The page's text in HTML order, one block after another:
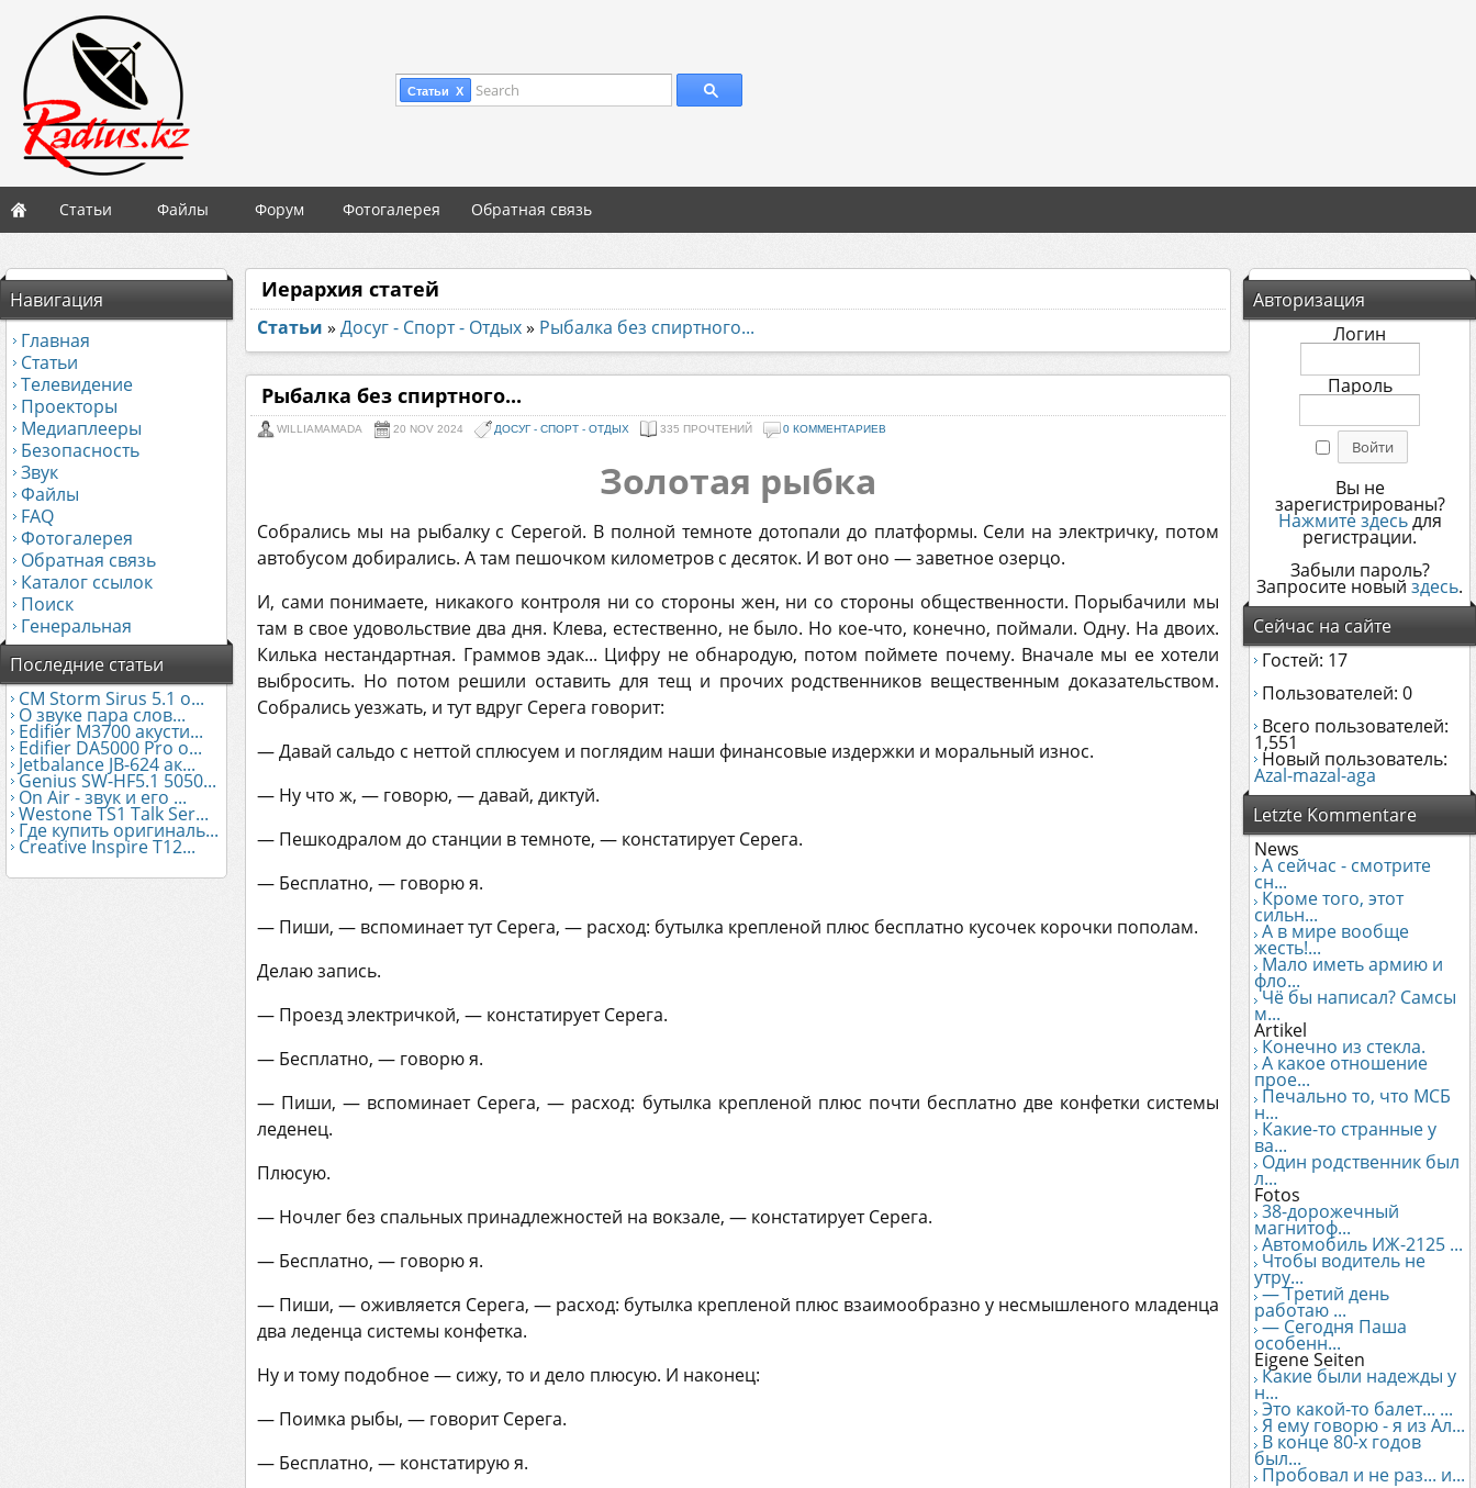
Статьи X Search
Статьи Файлы Форум Фотогалерея Обратная связь
Навигация
Главная
Статьи
Телевидение
Проекторы
Медиаплееры
Безопасность
Звук
Файлы
FAQ
Фотогалерея
Обратная связь
Каталог ссылок
Поиск
Генеральная
Последние статьи
CM Storm Sirus 5.1 о...
О звуке пара слов...
Edifier М3700 акусти...
Edifier DA5000 Pro о...
Jetbalance JB-624 ак...
Genius SW-HF5.1 5050...
On Air - звук и его ...
Westone TS1 Talk Ser...
Где купить оригиналь...
Creative Inspire T12...
Авторизация
Логин
Пароль
Вы не
зарегистрированы?
Нажмите здесьдля
регистрации.
Забыли пароль?
Запросите новый здесь.
Сейчас на сайте
Гостей: 17
Пользователей: 0
Всего пользователей:
1,551
Новый пользователь:
Azal-mazal-aga
Letzte Kommentare
News
А сейчас - смотрите
сн...
Кроме того, этот
сильн...
А в мире вообще
жесть!...
Мало иметь армию и
фло...
Чё бы написал? Самсы
м...
Artikel
Конечно из стекла.
А какое отношение
прое...
Печально то, что МСБ
н...
Какие-то странные у
ва...
Один родственник был
л...
Fotos
38-дорожечный
магнитоф...
Автомобиль ИЖ-2125 ...
Чтобы водитель не
утру...
— Третий день
работаю ...
— Сегодня Паша
особенн...
Eigene Seiten
Какие были надежды у
н...
Это какой-то балет... ...
Я ему говорю - я из Ал...
В конце 80-х годов
был...
Пробовал и не раз... и...
Иерархия статей
Статьи » Досуг - Спорт - Отдых» Рыбалка без спиртного...
Рыбалка без спиртного...
WILLIAMAMADA 20 NOV 2024 ДОСУГ - СПОРТ - ОТДЫХ 335 ПРОЧТЕНИЙ 0 КОММЕНТАРИЕВ
Золотая рыбка
Собрались мы на рыбалку с Серегой. В полной темноте дотопали до платформы. Сели на электричку, потом
автобусом добирались. А там пешочком километров с десяток. И вот оно — заветное озерцо.
И, сами понимаете, никакого контроля ни со стороны жен, ни со стороны общественности. Порыбачили мы
там в свое удовольствие два дня. Клева, естественно, не было. Но кое-что, конечно, поймали. Одну. На двоих.
Килька нестандартная. Граммов эдак... Цифру не обнародую, потом поймете почему. Вначале мы ее хотели
выбросить. Но потом решили оставить для тещ и прочих родственников вещественным доказательством.
Собрались уезжать, и тут вдруг Серега говорит:
— Давай сальдо с неттой сплюсуем и поглядим наши финансовые издержки и моральный износ.
— Ну что ж, — говорю, — давай, диктуй.
— Пешкодралом до станции в темноте, — констатирует Серега.
— Бесплатно, — говорю я.
— Пиши, — вспоминает тут Серега, — расход: бутылка крепленой плюс бесплатно кусочек корочки пополам.
Делаю запись.
— Проезд электричкой, — констатирует Серега.
— Бесплатно, — говорю я.
— Пиши, — вспоминает Серега, — расход: бутылка крепленой плюс почти бесплатно две конфетки системы
леденец.
Плюсую.
— Ночлег без спальных принадлежностей на вокзале, — констатирует Серега.
— Бесплатно, — говорю я.
— Пиши, — оживляется Серега, — расход: бутылка крепленой плюс взаимообразно у несмышленого младенца
два леденца системы конфетка.
Ну и тому подобное — сижу, то и дело плюсую. И наконец:
— Поимка рыбы, — говорит Серега.
— Бесплатно, — констатирую я.